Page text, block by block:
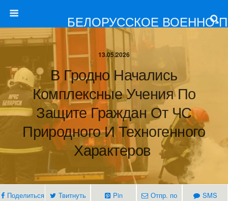
БЕЛОРУССКОЕ ВОЕННО-
13.05.2026
В Гродно Начались
Комплексные Учения По
Защите Граждан От ЧС
Природного И Техногенного
Характеров
Поделиться Твитнуть Pin
Отпр. по
SMS